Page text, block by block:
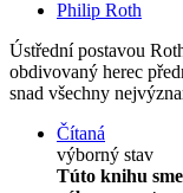
Philip Roth
Ústřední postavou
obdivovaný herec
snad všechny
Čítaná
výborný stav
Túto knihu